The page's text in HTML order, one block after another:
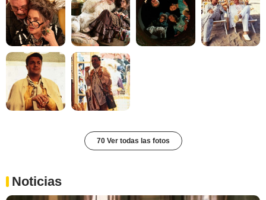
70 Ver todas las fotos
Noticias